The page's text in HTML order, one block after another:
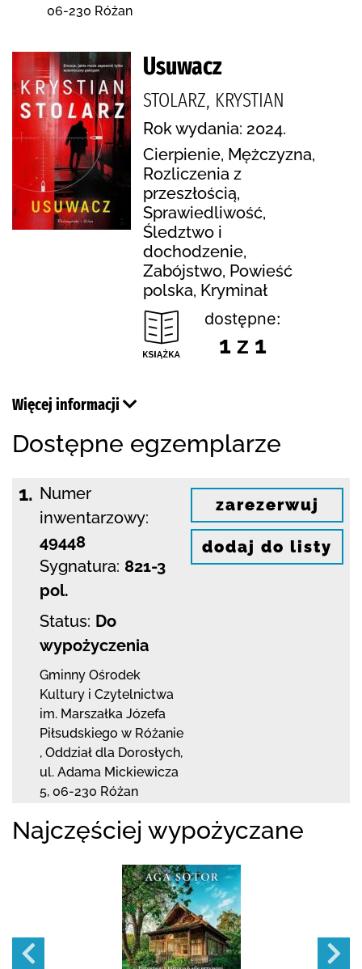
06-230 Różan
Usuwacz
STOLARZ, KRYSTIAN
Rok wydania: 2024.
Cierpienie, Mężczyzna,
Rozliczenia z
przeszłością,
Sprawiedliwość,
Śledztwo i
dochodzenie,
Zabójstwo, Powieść
polska, Kryminał
dostępne:
1 z 1
Więcej informacji
Dostępne egzemplarze
1. Numer
inwentarzowy:
49448
Sygnatura: 821-3
pol.
Status: Do
wypożyczenia
Gminny Ośrodek
Kultury i Czytelnictwa
im. Marszałka Józefa
Piłsudskiego w Różanie
, Oddział dla Dorosłych,
ul. Adama Mickiewicza
5, 06-230 Różan
zarezerwuj
dodaj do listy
Najczęściej wypożyczane